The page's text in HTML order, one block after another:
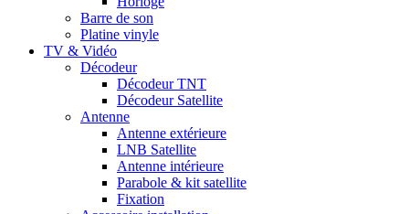
Barre de son
Platine vinyle
TV & Vidéo
Décodeur
Décodeur TNT
Décodeur Satellite
Antenne
Antenne extérieure
LNB Satellite
Antenne intérieure
Parabole & kit satellite
Fixation